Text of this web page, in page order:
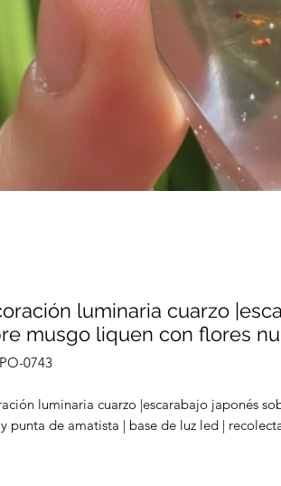
luminaria cuarzo
musgo liquen con flores nu
0743
luminaria cuarzo |escarabajo japonés
punta de amatista | base de luz led |